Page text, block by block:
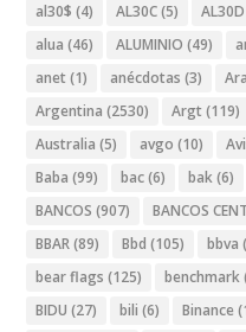
al30$ (4) AL30C(5) AL30D
alua (46) ALUMINIO (49)
anet (1) anécdotas (3)
Argentina (2530) Argt (119)
Australia (5) avgo (10)
Baba (99) bac(6) bak(6)
BANCOS (907) BANCOS
BBAR(89) Bbd (105) bbva
bear flags (125) benchmark
BIDU (27) bili (6) Binance